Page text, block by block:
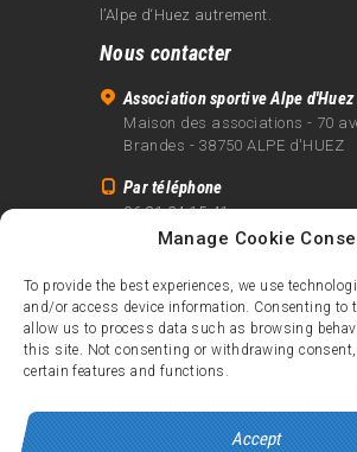
Manage Cookie
To provide the best experiences, we use
and/or access device information. Consenting to
allow us to process data such as browsing
this site. Not consenting or withdrawing
certain features and functions.
Accept
l’Alpe d‘Huez autrement.
Nous contacter
Association sportive Alpe d'Huez
Maison des associations - 70
Brandes - 38750 ALPE d'HUEZ
Par téléphone
06 81 24 15 41
info@alpe21.fr
Mentions légales
Contact
crédits